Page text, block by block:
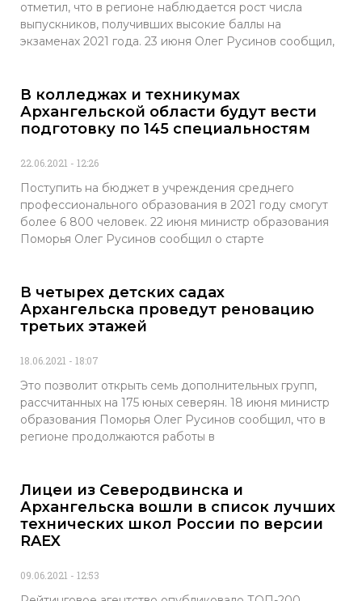
отметил, что в регионе наблюдается рост числа
выпускников, получивших высокие баллы на
экзаменах 2021 года. 23 июня Олег Русинов сообщил,
В колледжах и техникумах
Архангельской области будут вести
подготовку по 145 специальностям
22.06.2021 12:26
Поступить на бюджет в учреждения среднего
профессионального образования в 2021 году смогут
более 6 800 человек. 22 июня министр образования
Поморья Олег Русинов сообщил о старте
В четырех детских садах
Архангельска проведут реновацию
третьих этажей
18.06.2021 18:07
Это позволит открыть семь дополнительных групп,
рассчитанных на 175 юных северян. 18 июня министр
образования Поморья Олег Русинов сообщил, что в
регионе продолжаются работы в
Лицеи из Северодвинска и
Архангельска вошли в список лучших
технических школ России по версии
RAEX
09.06.2021 12:53